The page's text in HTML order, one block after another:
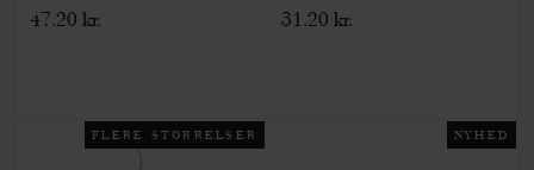
47.20 kr. 31.20 kr.
FLERE STØRRELSER NYHED